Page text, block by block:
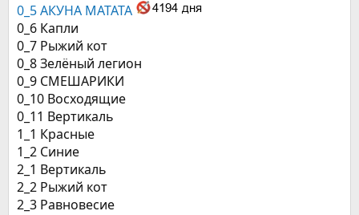
0_5 АКУНА МАТАТА
0_6 Капли
0_7 Рыжий кот
0_8 Зелёный легион
0_9 СМЕШАРИКИ
0_10 Восходящие
0_11 Вертикаль
1_1 Красные
1_2 Синие
2_1 Вертикаль
2_2 Рыжий кот
2_3 Равновесие